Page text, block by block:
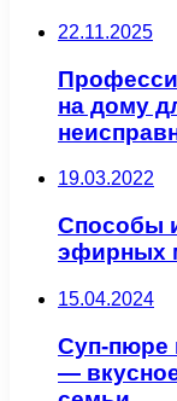
22.11.2025
на дому
19.03.2022
Способы
эфирных
15.04.2024
Суп-пюре
—